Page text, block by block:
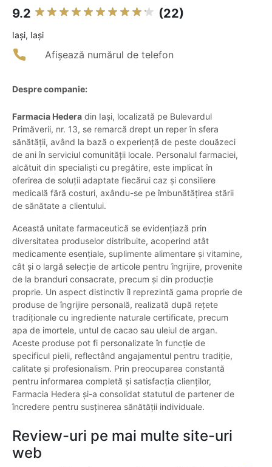
9.2 (22)
Iaşi, Iași
Afișează numărul de telefon
Despre companie:
Farmacia Hedera din Iași, localizată pe Bulevardul
Primăverii, nr. 13, se remarcă drept un reper în sfera
sănătății, având la bază o experiență de peste douăzeci
de ani în serviciul comunității locale. Personalul farmaciei,
alcătuit din specialiști cu pregătire, este implicat în
oferirea de soluții adaptate fiecărui caz și consiliere
medicală fără costuri, axându-se pe îmbunătățirea stării
de sănătate a clientului.
Această unitate farmaceutică se evidențiază prin
diversitatea produselor distribuite, acoperind atât
medicamente esențiale, suplimente alimentare și vitamine,
cât și o largă selecție de articole pentru îngrijire, provenite
de la branduri consacrate, precum și din producție
proprie. Un aspect distinctiv îl reprezintă gama proprie de
produse de îngrijire personală, realizată după rețete
tradiționale cu ingrediente naturale certificate, precum
apa de imortele, untul de cacao sau uleiul de argan.
Aceste produse pot fi personalizate în funcție de
specificul pielii, reflectând angajamentul pentru tradiție,
calitate și profesionalism. Prin preocuparea constantă
pentru informarea completă și satisfacția clienților,
Farmacia Hedera și-a consolidat statutul de partener de
încredere pentru susținerea sănătății individuale.
Review-uri pe mai multe site-uri
web